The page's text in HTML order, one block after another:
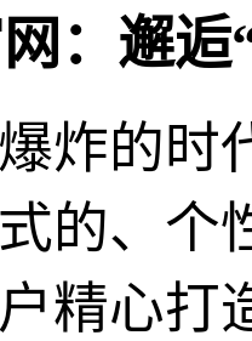
：邂
炸的时
的、个
精心打